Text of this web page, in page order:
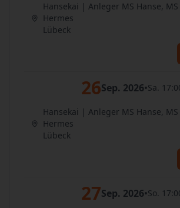
Hansekai | Anleger MS Hanse, MS
Hermes
Lübeck
26Sep. 2026•Sa.
Hansekai | Anleger MS Hanse, MS
Hermes
Lübeck
27Sep. 2026•So.